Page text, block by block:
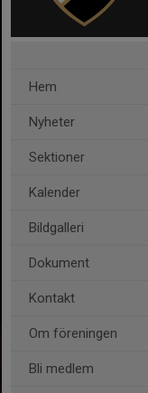
Hem
Nyheter
Sektioner
Kalender
Bildgalleri
Dokument
Kontakt
Om föreningen
Bli medlem